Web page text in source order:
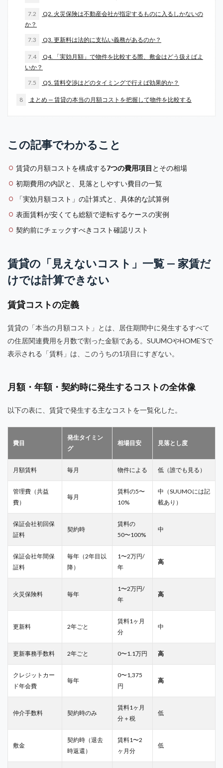
7.2
Q2. 火災保険は不動産会社が指定するものに入るしかないの
か？
7.3 Q3. 更新料は法的に支払い義務があるのか？
7.4
Q4. 「実効月額」で物件を比較する際、敷金はどう扱えばよ
いか？
7.5 Q5. 賃料交渉はどのタイミングで行えば効果的か？
8 まとめ — 賃貸の本当の月額コストを把握して物件を比較する
この記事でわかること
賃貸の月額コストを構成する7つの費用項目 とその相場
初期費用の内訳と、見落としやすい費目の一覧
「実効月額コスト」の計算式と、具体的な試算例
表面賃料が安くても総額で逆転するケースの実例
契約前にチェックすべきコスト確認リスト
賃貸の「見えないコスト」一覧 — 家賃だ
けでは計算できない
賃貸コストの定義
賃貸の「本当の月額コスト」とは、居住期間中に発生するすべて
の住居関連費用を月数で割った金額である。SUUMOやHOME’Sで
表示される「賃料」は、このうちの1項目にすぎない。
月額・年額・契約時に発生するコストの全体像
以下の表に、賃貸で発生する主なコストを一覧化した。
費目
発生タイミン
グ
相場目安 見落とし度
月額賃料 毎月 物件による 低（誰でも見る）
管理費（共益
費）
毎月
賃料の5〜
10%
中（SUUMOには記
載あり）
保証会社初回保
証料
契約時
賃料の
50〜100%
中
保証会社年間保
証料
毎年（2年目以
降）
1〜2万円/
年
高
火災保険料 毎年
1〜2万円/
年
高
更新料 2年ごと
賃料1ヶ月
分
中
更新事務手数料 2年ごと 0〜1.1万円 高
クレジットカー
ド年会費
毎年
0〜1,375
円
高
仲介手数料 契約時のみ
賃料1ヶ月
分＋税
低
敷金
契約時（退去
時返還）
賃料1〜2
ヶ月分
低